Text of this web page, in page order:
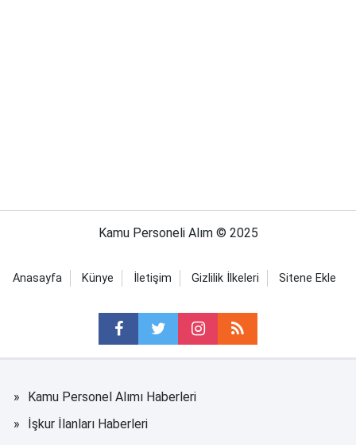
Kamu Personeli Alım © 2025
Anasayfa Künye İletişim Gizlilik İlkeleri Sitene Ekle
Kamu Personel Alımı Haberleri
İşkur İlanları Haberleri